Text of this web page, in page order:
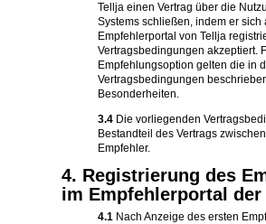
Tellja einen Vertrag über die
Systems schließen, indem er sich
Empfehlerportal von Tellja
Vertragsbedingungen akzeptiert.
Empfehlungsoption gelten die in
Vertragsbedingungen
Besonderheiten.
3.4 Die vorliegenden
Bestandteil des Vertrags
Empfehler.
4. Registrierung des
im Empfehlerportal der
4.1 Nach Anzeige des ersten